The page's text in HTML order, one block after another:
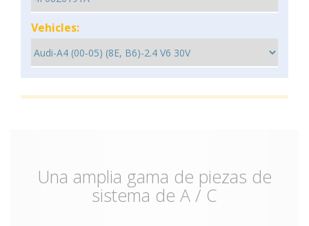
Vehicles:
Una amplia gama de piezas de
sistema de A / C